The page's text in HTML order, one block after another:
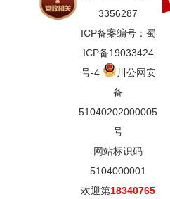
3356287
ICP备案编号：蜀
ICP备19033424
号-4
川公网安
备
51040202000005
号
网站标识码
5104000001
欢迎第18340765